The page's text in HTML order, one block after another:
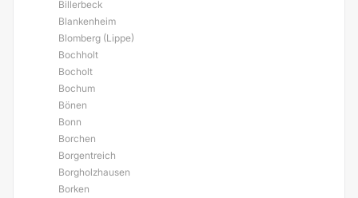
Billerbeck
Blankenheim
Blomberg (Lippe)
Bochholt
Bocholt
Bochum
Bönen
Bonn
Borchen
Borgentreich
Borgholzhausen
Borken